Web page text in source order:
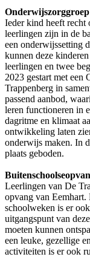
Ieder kind heeft recht
leerlingen zijn in de
een onderwijssetting
kunnen deze
leerlingen en twee
2023 gestart met een
Trappenberg in
passend aanbod,
leren functioneren in
dagritme en klimaat
ontwikkeling laten
onderwijs maken. In
plaats geboden.
Leerlingen van De
opvang van Eemhart.
schoolweken is er
uitgangspunt van
moeten kunnen
een leuke, gezellige
activiteiten is er ook